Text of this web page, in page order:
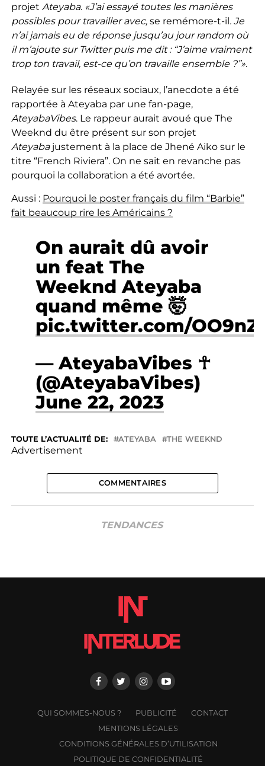
projet Ateyaba. «J’ai essayé toutes les manières
possibles pour travailler avec, se remémore-t-il. Je
n’ai jamais eu de réponse jusqu’au jour random où
il m’ajoute sur Twitter puis me dit : “J’aime vraiment
trop ton travail, est-ce qu’on travaille ensemble ?”».
Relayée sur les réseaux sociaux, l’anecdote a été
rapportée à Ateyaba par une fan-page,
AteyabaVibes. Le rappeur aurait avoué que The
Weeknd du être présent sur son projet
Ateyaba justement à la place de Jhené Aiko sur le
titre “French Riviera”. On ne sait en revanche pas
pourquoi la collaboration a été avortée.
Aussi : Pourquoi le poster français du film “Barbie”
fait beaucoup rire les Américains ?
On aurait dû avoir
un feat The
Weeknd Ateyaba
quand même 🤯
pic.twitter.com/
— AteyabaVibes ☥
(@AteyabaVibes)
June 22, 2023
TOUTE L’ACTUALITÉ DE: ATEYABA THE WEEKND
Advertisement
COMMENTAIRES
TENDANCES
QUI SOMMES-NOUS ? PUBLICITÉ
CONTACT
MENTIONS LÉGALES
CONDITIONS GÉNÉRALES D’UTILISATION
POLITIQUE DE CONFIDENTIALITÉ